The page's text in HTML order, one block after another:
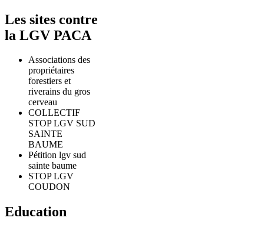
Les sites contre
la LGV PACA
Associations des
propriétaires
forestiers et
riverains du gros
cerveau
COLLECTIF
STOP LGV SUD
SAINTE
BAUME
Pétition lgv sud
sainte baume
STOP LGV
COUDON
Education